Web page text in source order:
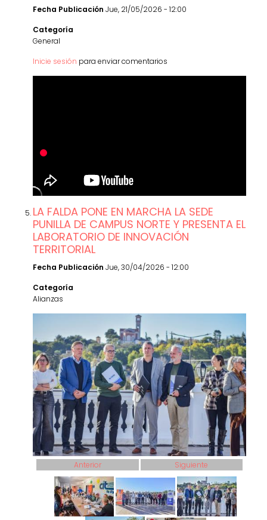
Fecha Publicación Jue, 21/05/2026 - 12:00
Categoría
General
Inicie sesión para enviar comentarios
LA FALDA PONE EN MARCHA LA SEDE
PUNILLA DE CAMPUS NORTE Y PRESENTA EL
LABORATORIO DE INNOVACIÓN
TERRITORIAL
Fecha Publicación Jue, 30/04/2026 - 12:00
Categoría
Alianzas
Anterior Siguiente